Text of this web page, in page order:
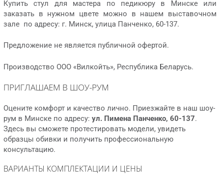
Купить стул для мастера по педикюру в Минске или
заказать в нужном цвете можно в нашем выставочном
зале по адресу: г. Минск, улица Панченко, 60-137.
Предложение не является публичной офертой.
Производство ООО «Вилкойть», Республика Беларусь.
ПРИГЛАШАЕМ В ШОУ-РУМ
Оцените комфорт и качество лично. Приезжайте в наш шоу-
рум в Минске по адресу: ул. Пимена Панченко, 60-137.
Здесь вы сможете протестировать модели, увидеть
образцы обивки и получить профессиональную
консультацию.
ВАРИАНТЫ КОМПЛЕКТАЦИИ И ЦЕНЫ